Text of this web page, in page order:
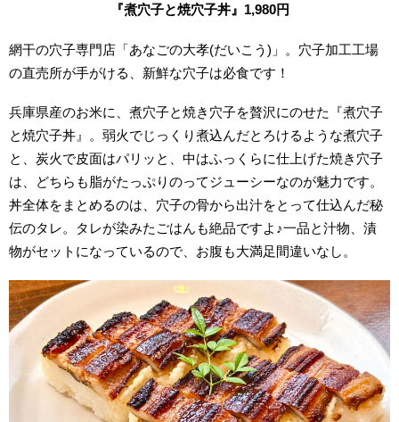
『煮穴子と焼穴子丼』1,980円
網干の穴子専門店「あなごの大孝(だいこう)」。穴子加工工場
の直売所が手がける、新鮮な穴子は必食です！
兵庫県産のお米に、煮穴子と焼き穴子を贅沢にのせた『煮穴子
と焼穴子丼』。弱火でじっくり煮込んだとろけるような煮穴子
と、炭火で皮面はパリッと、中はふっくらに仕上げた焼き穴子
は、どちらも脂がたっぷりのってジューシーなのが魅力です。
丼全体をまとめるのは、穴子の骨から出汁をとって仕込んだ秘
伝のタレ。タレが染みたごはんも絶品ですよ♪一品と汁物、漬
物がセットになっているので、お腹も大満足間違いなし。